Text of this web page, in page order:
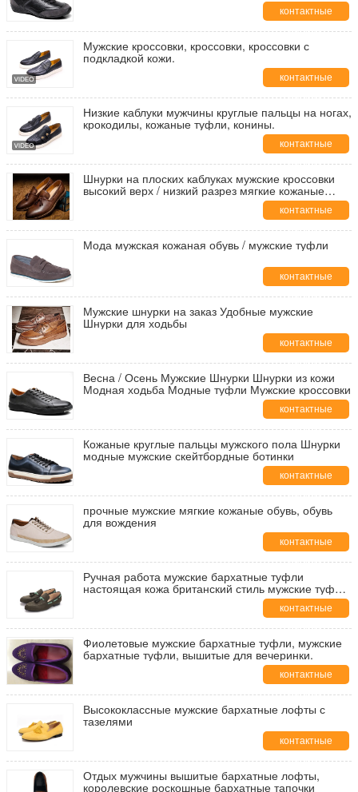
контактные
данные
Мужские кроссовки, кроссовки, кроссовки с
подкладкой кожи.
контактные
данные
Низкие каблуки мужчины круглые пальцы на ногах,
крокодилы, кожаные туфли, конины.
контактные
данные
Шнурки на плоских каблуках мужские кроссовки
высокий верх / низкий разрез мягкие кожаные
контактные
данные
Мода мужская кожаная обувь / мужские туфли
контактные
данные
Мужские шнурки на заказ Удобные мужские
Шнурки для ходьбы
контактные
данные
Весна / Осень Мужские Шнурки Шнурки из кожи
Модная ходьба Модные туфли Мужские кроссовки
контактные
данные
Кожаные круглые пальцы мужского пола Шнурки
модные мужские скейтбордные ботинки
контактные
данные
прочные мужские мягкие кожаные обувь, обувь
для вождения
контактные
данные
Ручная работа мужские бархатные туфли
настоящая кожа британский стиль мужские туфли
контактные
данные
Фиолетовые мужские бархатные туфли, мужские
бархатные туфли, вышитые для вечеринки.
контактные
данные
Высококлассные мужские бархатные лофты с
тазелями
контактные
данные
Отдых мужчины вышитые бархатные лофты,
королевские роскошные бархатные тапочки